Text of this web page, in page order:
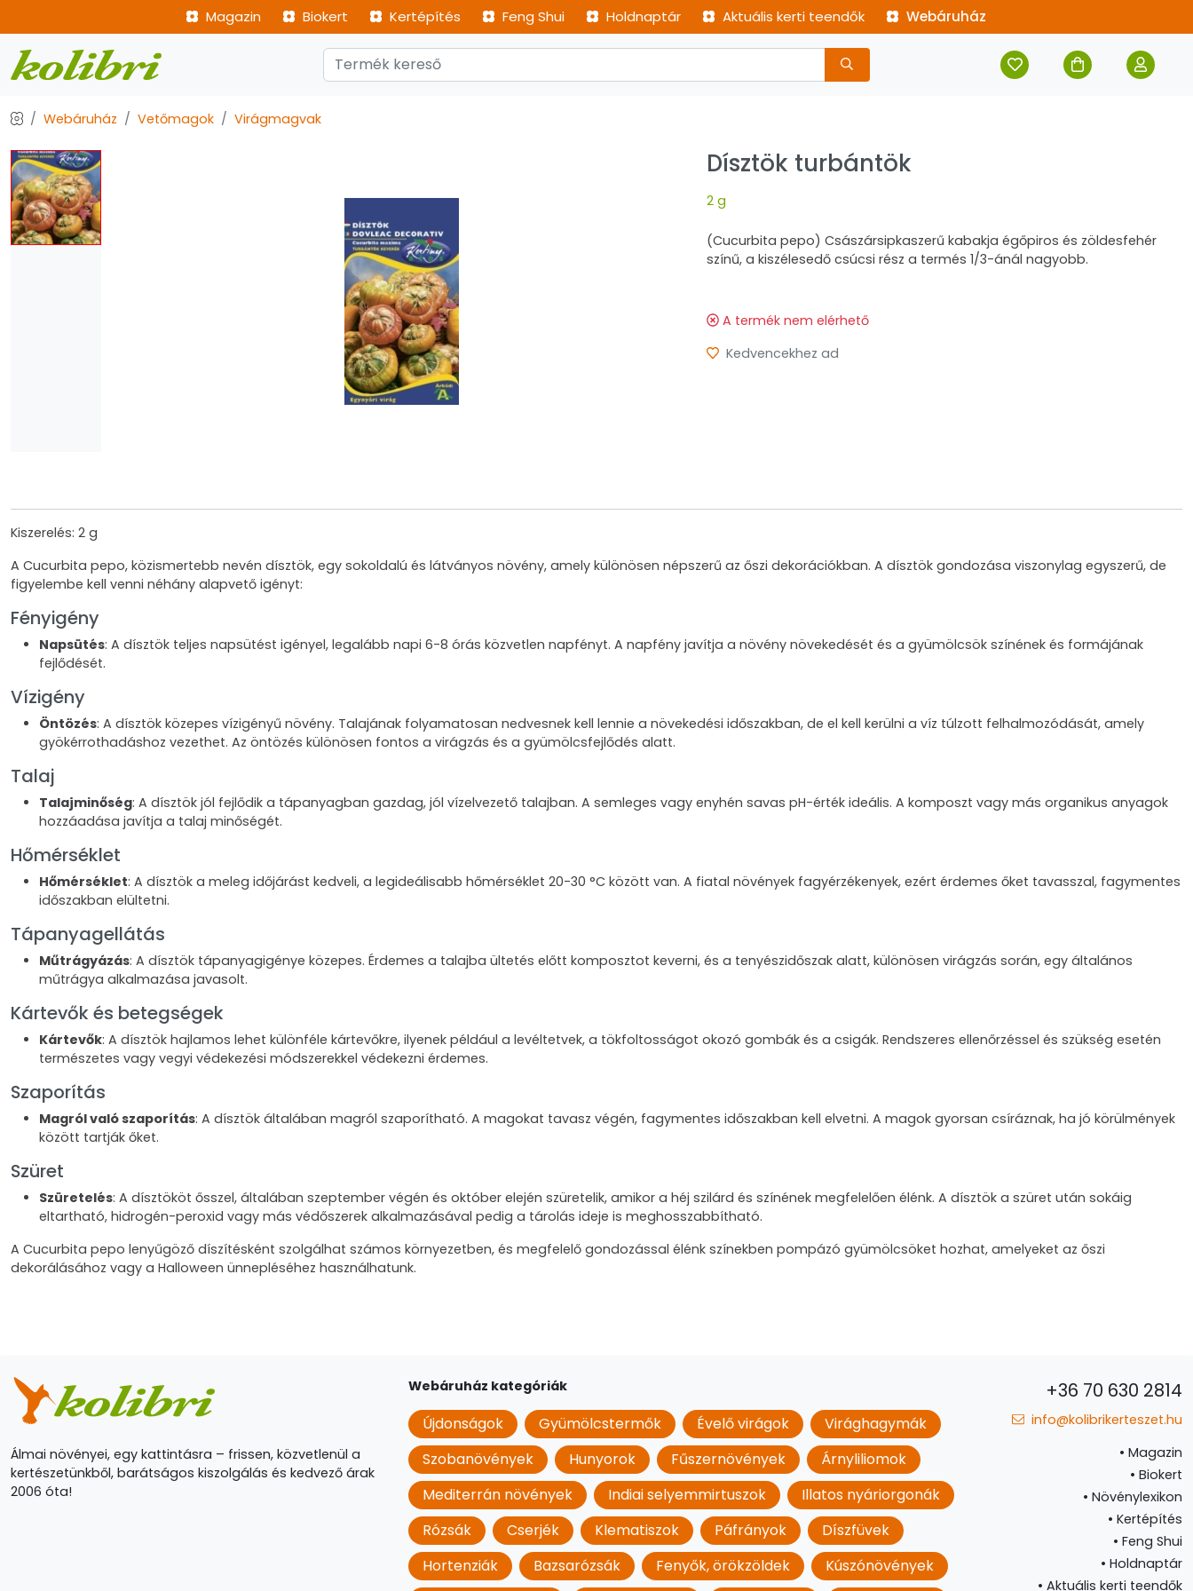
Magazin Biokert Kertépítés Feng Shui Holdnaptár Aktuális kerti teendők Webáruház
Webáruház Vetőmagok Virágmagvak
Dísztök turbántök
2 g
(Cucurbita pepo) Császársipkaszerű kabakja égőpiros és zöldesfehér
színű, a kiszélesedő csúcsi rész a termés 1/3-ánál nagyobb.
A termék nem elérhető
Kedvencekhez ad
Kiszerelés: 2 g
A Cucurbita pepo, közismertebb nevén dísztök, egy sokoldalú és látványos növény, amely különösen népszerű az őszi dekorációkban. A dísztök gondozása viszonylag egyszerű, de
figyelembe kell venni néhány alapvető igényt:
Fényigény
Napsütés: A dísztök teljes napsütést igényel, legalább napi 6-8 órás közvetlen napfényt. A napfény javítja a növény növekedését és a gyümölcsök színének és formájának
fejlődését.
Vízigény
Öntözés: A dísztök közepes vízigényű növény. Talajának folyamatosan nedvesnek kell lennie a növekedési időszakban, de el kell kerülni a víz túlzott felhalmozódását, amely
gyökérrothadáshoz vezethet. Az öntözés különösen fontos a virágzás és a gyümölcsfejlődés alatt.
Talaj
Talajminőség: A dísztök jól fejlődik a tápanyagban gazdag, jól vízelvezető talajban. A semleges vagy enyhén savas pH-érték ideális. A komposzt vagy más organikus anyagok
hozzáadása javítja a talaj minőségét.
Hőmérséklet
Hőmérséklet: A dísztök a meleg időjárást kedveli, a legideálisabb hőmérséklet 20-30 °C között van. A fiatal növények fagyérzékenyek, ezért érdemes őket tavasszal, fagymentes
időszakban elültetni.
Tápanyagellátás
Műtrágyázás: A dísztök tápanyagigénye közepes. Érdemes a talajba ültetés előtt komposztot keverni, és a tenyészidőszak alatt, különösen virágzás során, egy általános
műtrágya alkalmazása javasolt.
Kártevők és betegségek
Kártevők: A dísztök hajlamos lehet különféle kártevőkre, ilyenek például a levéltetvek, a tökfoltosságot okozó gombák és a csigák. Rendszeres ellenőrzéssel és szükség esetén
természetes vagy vegyi védekezési módszerekkel védekezni érdemes.
Szaporítás
Magról való szaporítás: A dísztök általában magról szaporítható. A magokat tavasz végén, fagymentes időszakban kell elvetni. A magok gyorsan csíráznak, ha jó körülmények
között tartják őket.
Szüret
Szüretelés: A dísztököt ősszel, általában szeptember végén és október elején szüretelik, amikor a héj szilárd és színének megfelelően élénk. A dísztök a szüret után sokáig
eltartható, hidrogén-peroxid vagy más védőszerek alkalmazásával pedig a tárolás ideje is meghosszabbítható.
A Cucurbita pepo lenyűgöző díszítésként szolgálhat számos környezetben, és megfelelő gondozással élénk színekben pompázó gyümölcsöket hozhat, amelyeket az őszi
dekorálásához vagy a Halloween ünnepléséhez használhatunk.
Álmai növényei, egy kattintásra – frissen, közvetlenül a
kertészetünkből, barátságos kiszolgálás és kedvező árak
2006 óta!
Webáruház kategóriák
Újdonságok Gyümölcstermők Évelő virágok
Virághagymák
Szobanövények
Hunyorok Fűszernövények
Árnyliliomok
Mediterrán növények
Indiai selyemmirtuszok
Illatos nyáriorgonák
Rózsák
Cserjék Klematiszok Páfrányok
Díszfüvek
Hortenziák
Bazsarózsák Fenyők, örökzöldek Kúszónövények
+36 70 630 2814
info@kolibrikerteszet.hu
• Magazin
• Biokert
• Növénylexikon
• Kertépítés
• Feng Shui
• Holdnaptár
• Aktuális kerti teendők